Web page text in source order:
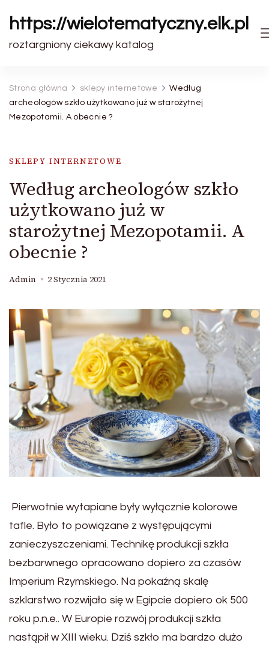
https://wielotematyczny.elk.pl
roztargniony ciekawy katalog
Strona główna sklepy internetowe
Według
archeologów szkło użytkowano już w starożytnej
Mezopotamii. A obecnie ?
SKLEPY INTERNETOWE
Według archeologów szkło
użytkowano już w
starożytnej Mezopotamii. A
obecnie ?
Admin 2 Stycznia 2021
Pierwotnie wytapiane były wyłącznie kolorowe
tafle. Było to powiązane z występującymi
zanieczyszczeniami. Technikę produkcji szkła
bezbarwnego opracowano dopiero za czasów
Imperium Rzymskiego. Na pokaźną skalę
szklarstwo rozwijało się w Egipcie dopiero ok 500
roku p.n.e.. W Europie rozwój produkcji szkła
nastąpił w XIII wieku. Dziś szkło ma bardzo dużo